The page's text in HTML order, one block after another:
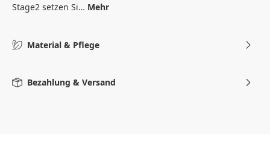
Stage2 setzen Si… Mehr
Material & Pflege
Bezahlung & Versand